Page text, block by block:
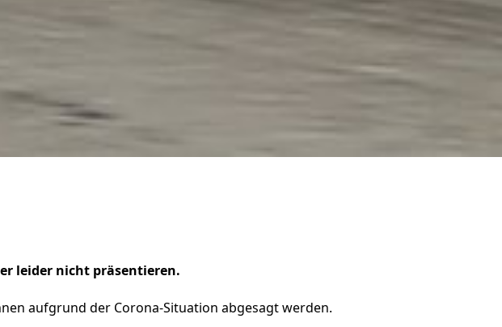
leider nicht präsentieren.
aufgrund der Corona-Situation abgesagt werden.